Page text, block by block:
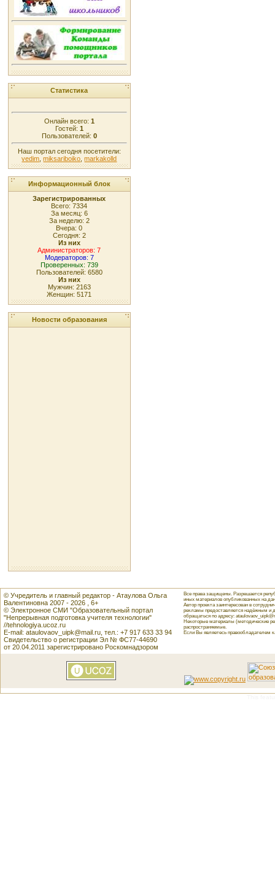
Статистика
Онлайн всего: 1
Гостей: 1
Пользователей: 0
Наш портал сегодня посетители:
vedim ,miksariboiko ,markakolld
Информационный блок
Зарегистрированных
Всего: 7334
За месяц: 6
За неделю: 2
Вчера: 0
Сегодня: 2
Из них
Администраторов: 7
Модераторов: 7
Проверенных: 739
Пользователей: 6580
Из них
Мужчин: 2163
Женщин: 5171
Новости образования
© Учредитель и главный редактор - Атаулова Ольга
Валентиновна 2007 - 2026 , 6+
© Электронное СМИ "Образовательный портал
"Непрерывная подготовка учителя технологии"
//tehnologiya.ucoz.ru
E-mail: ataulovaov_uipk@mail.ru, тел.: +7 917 633 33 94
Свидетельство о регистрации Эл № ФС77-44690
от 20.04.2011 зарегистрировано Роскомнадзором
Все права защищены. Разрешается
иных материалов опубликованных на
Автор проекта заинтересован в
рекламы предоставляется надёжным и
обращаться по адресу:
Некоторые материалы (методические
распространяемые.
Если Вы являетесь правообладателем